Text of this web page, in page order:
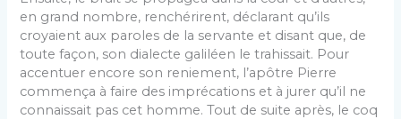
en grand nombre, renchérirent, déclarant qu’ils
croyaient aux paroles de la servante et disant que, de
toute façon, son dialecte galiléen le trahissait. Pour
accentuer encore son reniement, l’apôtre Pierre
commença à faire des imprécations et à jurer qu’il ne
connaissait pas cet homme. Tout de suite après, le coq